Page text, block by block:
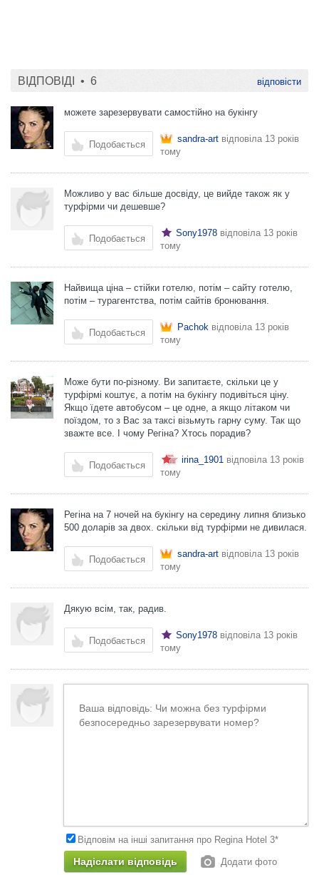
ВІДПОВІДІ • 6 відповісти
можете зарезервувати самостійно на букінгу
Подобається
sandra-art відповіла 13 років
тому
Можливо у вас більше досвіду, це вийде також як у
турфірми чи дешевше?
Подобається
Sony1978 відповіла 13 років
тому
Найвища ціна – стійки готелю, потім – сайту готелю,
потім – турагентства, потім сайтів бронювання.
Подобається
Pachok відповіла 13 років
тому
Може бути по-різному. Ви запитаєте, скільки це у
турфірмі коштує, а потім на букінгу подивіться ціну.
Якщо їдете автобусом – це одне, а якщо літаком чи
поїздом, то з Вас за таксі візьмуть гарну суму. Так що
зважте все. І чому Регіна? Хтось порадив?
Подобається
irina_1901 відповіла 13 років
тому
Регіна на 7 ночей на букінгу на середину липня близько
500 доларів за двох. скільки від турфірми не дивилася.
Подобається
sandra-art відповіла 13 років
тому
Дякую всім, так, радив.
Подобається
Sony1978 відповіла 13 років
тому
Відповім на інші запитання про Regina Hotel 3*
Додати фото